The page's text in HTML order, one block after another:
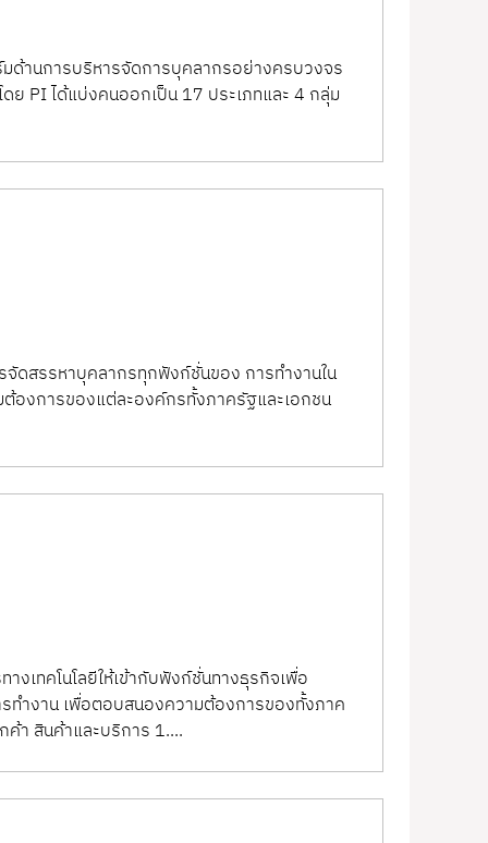
จนถึงระบบติดตามผู้สมัคร (ATS - Applicant
แรงงานยุคใหม่
ด้านการบริหารจัดการบุคลากรอย่างครบวงจร
ย PI ได้แบ่งคนออกเป็น 17 ประเภทและ 4 กลุ่ม
จัดสรรหาบุคลากรทุกฟังก์ชั่นของ การทำงานใน
องการของแต่ละองค์กรทั้งภาครัฐและเอกชน
เทคโนโลยีให้เข้ากับฟังก์ชั่นทางธุรกิจเพื่อ
ทำงาน เพื่อตอบสนองความต้องการของทั้งภาค
ค้า สินค้าและบริการ 1....